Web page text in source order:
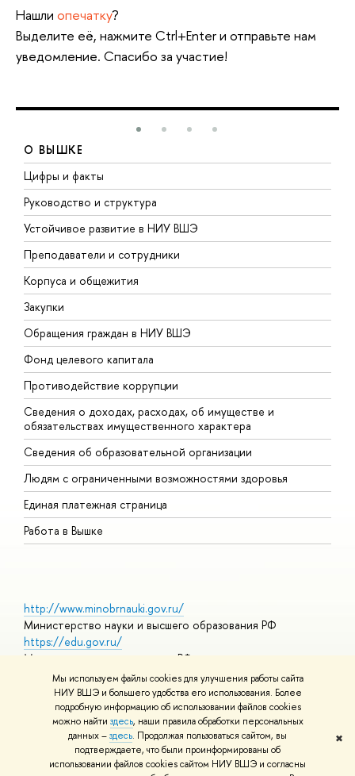
Мы используем файлы cookies для улучшения работы сайта
НИУ ВШЭ и большего удобства его использования. Более
подробную информацию об использовании файлов cookies
можно найти здесь, наши правила обработки персональных
данных –здесь. Продолжая пользоваться сайтом, вы
подтверждаете, что были проинформированы об
использовании файлов cookies сайтом НИУ ВШЭ и согласны
✖
Нашли опечатку?
Выделите её, нажмите Ctrl+Enter и отправьте нам
уведомление. Спасибо за участие!
О ВЫШКЕ
Цифры и факты
Руководство и структура
Устойчивое развитие в НИУ ВШЭ
Преподаватели и сотрудники
Корпуса и общежития
Закупки
Обращения граждан в НИУ ВШЭ
Фонд целевого капитала
Противодействие коррупции
Сведения о доходах, расходах, об имуществе и
обязательствах имущественного характера
Сведения об образовательной организации
Людям с ограниченными возможностями здоровья
Единая платежная страница
Работа в Вышке
http://www.minobrnauki.gov.ru/
Министерство науки и высшего образования РФ
https://edu.gov.ru/
Министерство просвещения РФ
https://elearning.hse.ru/mooc
Массовые открытые онлайн-курсы
© НИУ ВШЭ 1993–2026 Адреса и контактыУсловия
использования материалов Политика конфиденциальности